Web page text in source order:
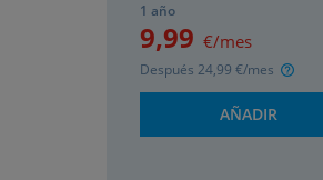
1 año
9,99 €/mes
Después 24,99 €/mes
AÑADIR